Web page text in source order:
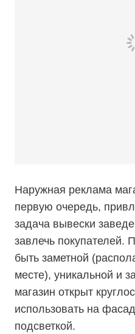
Наружная реклама
первую очередь,
задача вывески
завлечь покупателей.
быть заметной
месте), уникальной и
магазин открыт
использовать на
подсветкой.